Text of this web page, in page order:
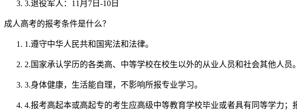
3.退役军人：11月7日-10日
成人高考的报考条件是什么？
1.遵守中华人民共和国宪法和法律。
2.国家承认学历的各类高、中等学校在校生以外的从业人员和社会其他人员。
3.身体健康，生活能自理，不影响所报专业学习。
4.报考高起本或高起专的考生应高级中等教育学校毕业或者具有同等学力